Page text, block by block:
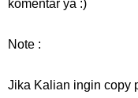
komentar ya :)
Note :
Jika Kalian ingin copy